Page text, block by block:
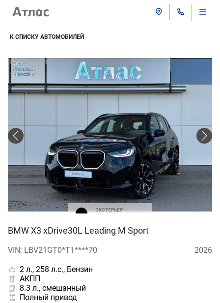
К СПИСКУ АВТОМОБИЛЕЙ
ЭКСТЕРЬЕР
BMW X3 xDrive30L Leading M Sport
VIN: LBV21GT0*T1****70 2026
2 л., 258 л.с., Бензин
АКПП
8.3 л., смешанный
Полный привод